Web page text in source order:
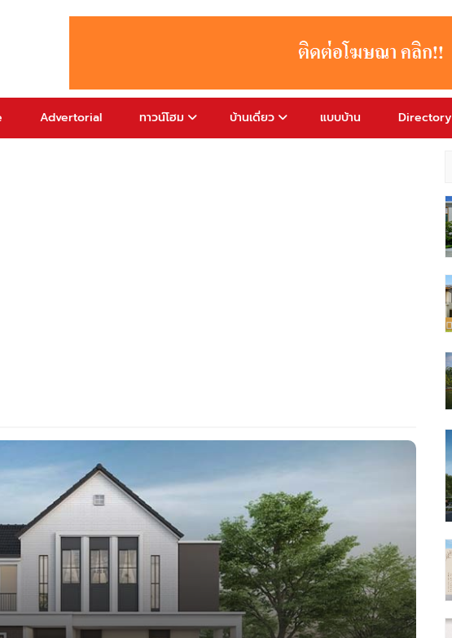
Advertorial ทาวน์โฮม บ้านเดี่ยว แบบบ้าน Directory